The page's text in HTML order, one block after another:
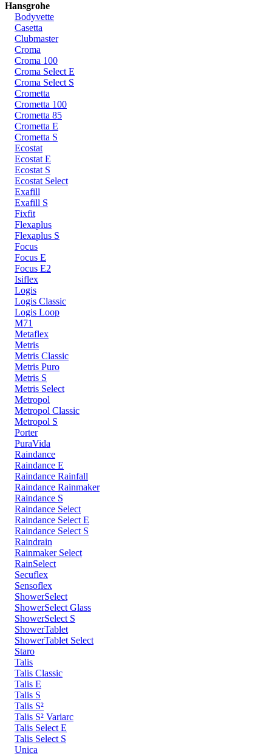
Hansgrohe
Bodyvette
Casetta
Clubmaster
Croma
Croma 100
Croma Select E
Croma Select S
Crometta
Crometta 100
Crometta 85
Crometta E
Crometta S
Ecostat
Ecostat E
Ecostat S
Ecostat Select
Exafill
Exafill S
Fixfit
Flexaplus
Flexaplus S
Focus
Focus E
Focus E2
Isiflex
Logis
Logis Classic
Logis Loop
M71
Metaflex
Metris
Metris Classic
Metris Puro
Metris S
Metris Select
Metropol
Metropol Classic
Metropol S
Porter
PuraVida
Raindance
Raindance E
Raindance Rainfall
Raindance Rainmaker
Raindance S
Raindance Select
Raindance Select E
Raindance Select S
Raindrain
Rainmaker Select
RainSelect
Secuflex
Sensoflex
ShowerSelect
ShowerSelect Glass
ShowerSelect S
ShowerTablet
ShowerTablet Select
Staro
Talis
Talis Classic
Talis E
Talis S
Talis S²
Talis S² Variarc
Talis Select E
Talis Select S
Unica